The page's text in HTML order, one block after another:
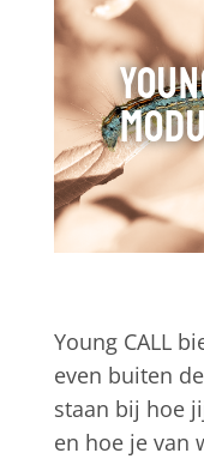
Young CALL
even buiten
staan bij hoe
en hoe je van